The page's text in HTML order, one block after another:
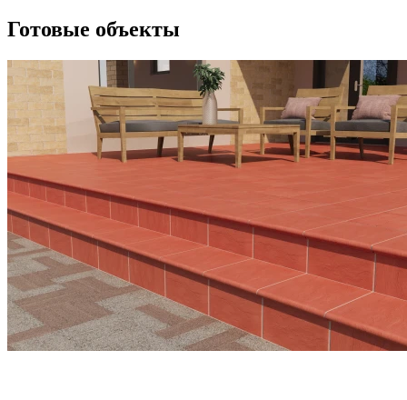
Готовые объекты